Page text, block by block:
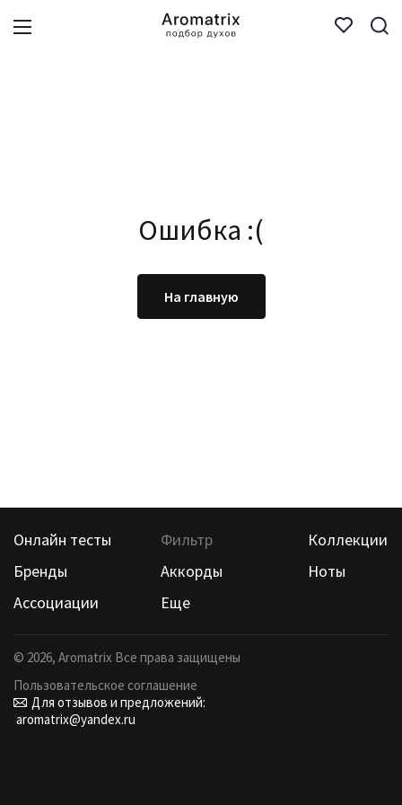
Ошибка :(
На главную
Онлайн тесты Фильтр
Коллекции
Бренды
Аккорды
Ноты
Ассоциации
Еще
© 2026, Aromatrix Все права защищены
Пользовательское соглашение
Для отзывов и предложений:
aromatrix@yandex.ru